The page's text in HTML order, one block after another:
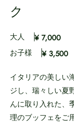
ク
大人
¥ 7,000
お子様
¥ 3,500
イタリアの美しい
ジし、瑞々しい夏
んに取り入れた、
理のブッフェをご